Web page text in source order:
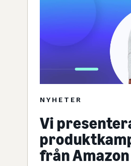
NYHETER
Vi
från